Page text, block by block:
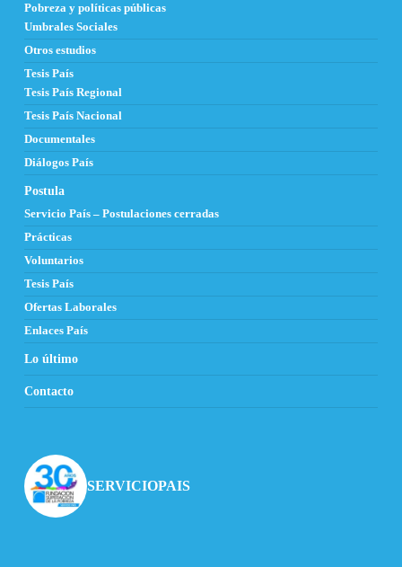
Pobreza y políticas públicas
Umbrales Sociales
Otros estudios
Tesis País
Tesis País Regional
Tesis País Nacional
Documentales
Diálogos País
Postula
Servicio País – Postulaciones cerradas
Prácticas
Voluntarios
Tesis País
Ofertas Laborales
Enlaces País
Lo último
Contacto
SERVICIOPAIS